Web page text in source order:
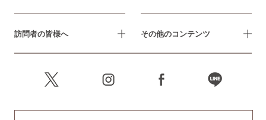
訪問者の皆様へ その他のコンテンツ